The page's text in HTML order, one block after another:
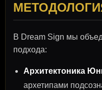
В Dream Sign мы
подхода:
Архитектоника
архетипами